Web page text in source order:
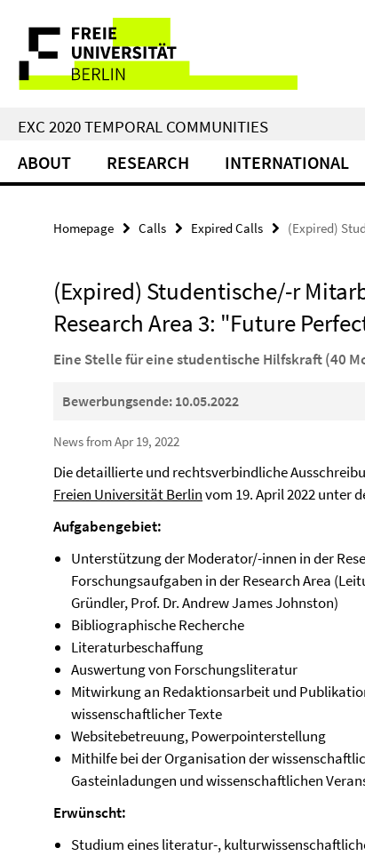
direkt
Inhalt
Service
Navigation
EXC 2020 TEMPORAL COMMUNITIES
ABOUT RESEARCH INTERNATIONAL
Homepage Calls Expired Calls (Expired)
(Expired) Studentische/-r
Research Area 3: "Future
Eine Stelle für eine studentische Hilfskraft (40
Bewerbungsende: 10.05.2022
News from Apr 19, 2022
Die detaillierte und rechtsverbindliche
Freien Universität Berlinvom 19. April 2022 unter
Aufgabengebiet:
Unterstützung der Moderator/-innen in der
Forschungsaufgaben in der Research Area
Gründler, Prof. Dr. Andrew James Johnston)
Bibliographische Recherche
Literaturbeschaffung
Auswertung von Forschungsliteratur
Mitwirkung an Redaktionsarbeit und
wissenschaftlicher Texte
Websitebetreuung, Powerpointerstellung
Mithilfe bei der Organisation der
Gasteinladungen und wissenschaftlichen
Erwünscht:
Studium eines literatur-,